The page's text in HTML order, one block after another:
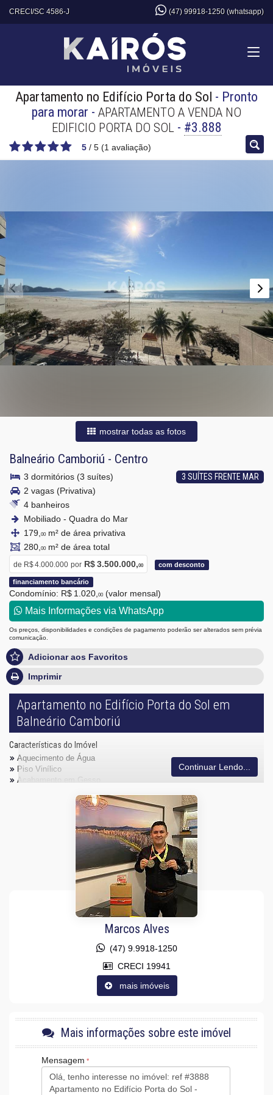
CRECI/SC 4586-J (47) 99918-1250 (whatsapp)
Apartamento no Edifício Porta do Sol - Pronto
para morar - APARTAMENTO A VENDA NO
EDIFICIO PORTA DO SOL- #3.888
5 / 5 (1 avaliação)
mostrar todas as fotos
Balneário Camboriú - Centro
3 SUÍTES FRENTE MAR
3 dormitórios (3 suítes)
2 vagas (Privativa)
4 banheiros
Mobiliado - Quadra do Mar
179, 00m² de área privativa
280, 00m² de área total
de R$ 4.000.000 por R$ 3.500.000,00 com desconto
financiamento bancário
Condomínio: R$ 1.020, 00 (valor mensal)
Mais Informações via WhatsApp
Os preços, disponibilidades e condições de pagamento poderão ser alterados sem prévia
comunicação.
Adicionar aos Favoritos
Imprimir
Apartamento no Edifício Porta do Sol em
Balneário Camboriú
Características do Imóvel
Aquecimento de Água
Piso Vinílico
Acabamento em Gesso
Sacada / Varanda
Sala para 2 Ambientes
Características do Empreendimento
Espaço Gourmet
Portão Eletrônico
Câmeras de Segurança
Entrada para Banhistas
Hall Decorado e Mobiliado
Acessibilidade para PNE
Continuar Lendo...
Marcos Alves
(47) 9.9918-1250
CRECI 19941
mais imóveis
Mais informações sobre este imóvel
Mensagem